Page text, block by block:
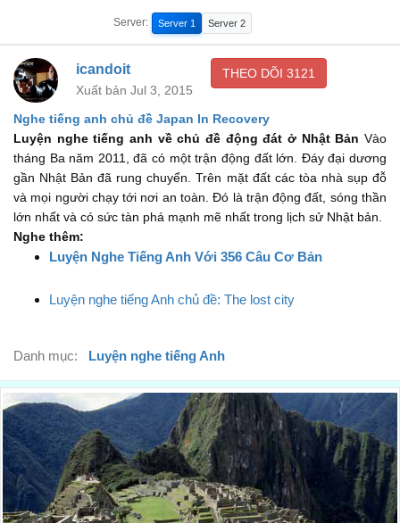
Đáy đại dương gần Nhật Bản đã rung chuyển.
On land, buildings fell and people ran to safety.
Trên mặt đất các tòa nhà sụp đỗ và mọi người chạy tới nơi an
The earthquake also created a wave.
Trận động đất đã tạo ra một con sóng.
00:50
It started far away in the ocean.
Nó bắt đầu ở ngoài xa trên Đại Dương.
But it moved quickly toward Japan.
Nó di chuyển, nó bắt đầu lan rộng và lớn hơn
It was a tsunami.
Nó là một cơn sóng thần.
01:09
Finally, the huge wave crashed onto the coast.
Cuối cùng, làn sóng khổng lồ ập vào bờ biển.
01:11
It destroyed many buildings
Server: Server 1 Server 2
icandoit
Xuất bản Jul 3, 2015
THEO DÕI 3121
Nghe tiếng anh chủ đề Japan In Recovery
Luyện nghe tiếng anh về chủ đề động đát ở Nhật Bản Vào
tháng Ba năm 2011, đã có một trận động đất lớn. Đáy đại dương
gần Nhật Bản đã rung chuyển. Trên mặt đất các tòa nhà sụp đỗ
và mọi người chạy tới nơi an toàn. Đó là trận động đất, sóng thần
lớn nhất và có sức tàn phá mạnh mẽ nhất trong lịch sử Nhật bản.
Nghe thêm:
Luyện Nghe Tiếng Anh Với 356 Câu Cơ Bản
Luyện nghe tiếng Anh chủ đề: The lost city
Danh mục: Luyện nghe tiếng Anh